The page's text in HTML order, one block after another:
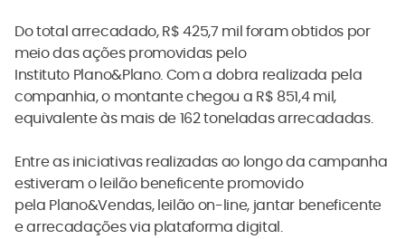
Do total arrecadado, R$ 425,7 mil foram obtidos por
meio das ações promovidas pelo
Instituto Plano&Plano. Com a dobra realizada pela
companhia, o montante chegou a R$ 851,4 mil,
equivalente às mais de 162 toneladas arrecadadas.
Entre as iniciativas realizadas ao longo da campanha
estiveram o leilão beneficente promovido
pela Plano&Vendas, leilão on-line, jantar beneficente
e arrecadações via plataforma digital.